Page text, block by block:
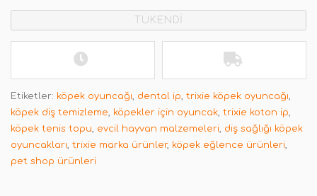
TÜKENDİ
Etiketler: köpek oyuncağı, dental ip, trixie köpek oyuncağı,
köpek diş temizleme, köpekler için oyuncak, trixie koton ip,
köpek tenis topu, evcil hayvan malzemeleri, diş sağlığı köpek
oyuncakları, trixie marka ürünler, köpek eğlence ürünleri,
pet shop ürünleri